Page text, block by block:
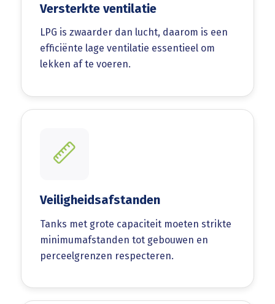
Versterkte ventilatie
LPG is zwaarder dan lucht, daarom is een
efficiënte lage ventilatie essentieel om
lekken af te voeren.
Veiligheidsafstanden
Tanks met grote capaciteit moeten strikte
minimumafstanden tot gebouwen en
perceelgrenzen respecteren.